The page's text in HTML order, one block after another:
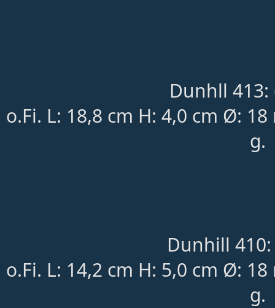
Dunhll 413:
o.Fi. L: 18,8 cm H: 4,0 cm Ø:
g.
Dunhill
o.Fi. L: 14,2 cm H: 5,0 cm Ø:
g.